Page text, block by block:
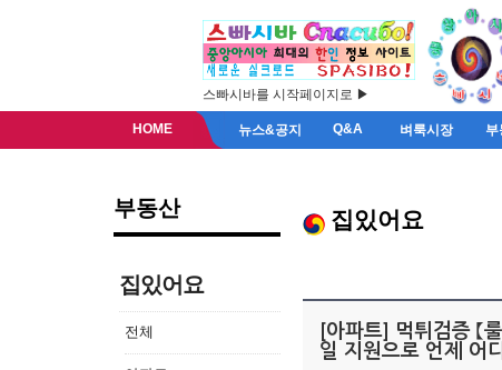
스빠시바를 시작페이지로 ▶
HOME 뉴스&공지 Q&A 벼룩시장 부
부동산
집있어요
전체
집있어요
[아파트] 먹튀검증
일 지원으로 언제 어